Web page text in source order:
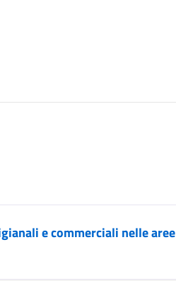
e commerciali nelle aree